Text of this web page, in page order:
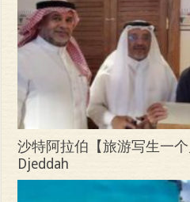
沙特阿拉伯【旅游写生一
Djeddah